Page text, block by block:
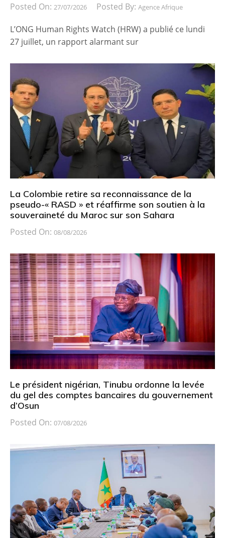
Posted On: 27/07/2026 Posted By: Agence Afrique
L’ONG Human Rights Watch (HRW) a publié ce lundi
27 juillet, un rapport alarmant sur
La Colombie retire sa reconnaissance de la
pseudo-« RASD » et réaffirme son soutien à la
souveraineté du Maroc sur son Sahara
Posted On: 08/08/2026
Le président nigérian, Tinubu ordonne la levée
du gel des comptes bancaires du gouvernement
d’Osun
Posted On: 07/08/2026